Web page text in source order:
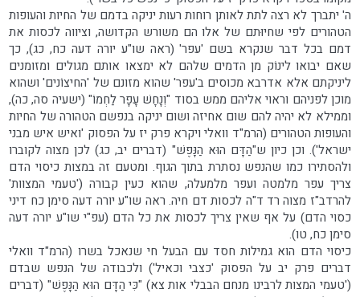
ה' יתברך לא רצה לתת לאותן רוחות רעות יניקה בדמם של החיות והעופות
הטהורים לפי שחיוּתם של אלו הם משורש הקדושה, וציווה לכסות את
דמם בכל דבר שנקרא בשם 'עפר' (ראה שו"ע יורה דעה כח, כג), כך
שאם יבואו לינוֹק מן הדמים שלהם לא ימצאו אותם מגולים ומזומנים
ליניקתם אלא אדרבא מכוסים ב'עפר' שהוא מזונם של 'החיצוֹנים' ושהוא
מוכן לפניהם וראוי אליהם ממש בסוד "וְנָחָשׁ עָפָר לַחְמוֹ" (ישעיה סה, כה),
וממילא לא יהיה להם שום אחיזה ושום יניקה בנפשם הטהורה של החיות
והעופות הטהורים (הרמ"ד וואלי ויקרא פרק יז על הפסוק 'ואיש איש מבני
ישראל'). וכן כיון ש"הַדָּם הוּא הַנָּפֶשׁ" (דברים יב, כג) לכן מצוה לקוברו
ולהסתירו כמו שהנפש נסתרת בתוך הגוף. ומטעם זה במצות כיסוי הדם
צריך עפר מלמטה ועפר מלמעלה, שהוא כעין קבורה ('טעמי המצוות'
להרדב"ז מצוה רד ד"ה לכסות דם חיה. ראה שו"ע יורה דעה סימן כח דיני
כסוי הדם) על אף שאין צריך לכסות את כל הדם (עפ"י שו"ע יורה דעה
סימן כח, טו).
כיסוי הדם הוא גמילות חסד עם הבעל חי שנאכל בשרו (הרמ"ד וואלי
דברים פרק יב על הפסוק 'כצבי וכאיל') ולכבודה של הנפש שבדם
('טעמי המצות לרבינו מנחם הבבלי אות צא) "כִּי הַדָּם הוּא הַנָּפֶשׁ" (דברים